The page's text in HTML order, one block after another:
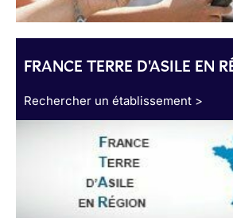
FRANCE TERRE D'ASILE EN
Rechercher un établissement >